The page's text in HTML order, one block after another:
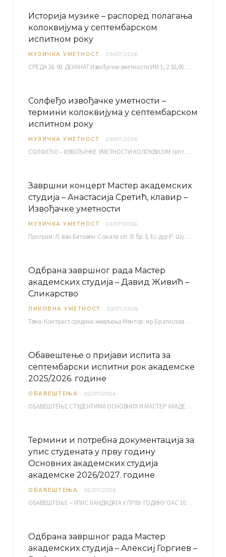
Историја музике – распоред полагања
колоквијума у септембарском
испитном року
МУЗИЧКА УМЕТНОСТ 29/07/2026
СРЕДА 26. 08. ДЕКАНАТ Извођачке уметности ИМ 1, 2 10,00 ИМ 3, 4 10,30 ИМ…
Солфеђо извођачке уметности –
термини колоквијума у септембарском
испитном року
МУЗИЧКА УМЕТНОСТ 29/07/2026
СОЛФЕЂО – ИЗВОЂАЧКЕ УМЕТНОСТИ КОЛОКВИЈУМ септембарски испитни рок четвртак, 03.09.2026. уч. бр. 12 ПИСМЕНИ…
Завршни концерт Мастер академских
студија – Анастасија Сретић, клавир –
Извођачке уметности
МУЗИЧКА УМЕТНОСТ 03/07/2026
Програм: Л. ван Бетовен: Соната оп.31 бр.3, Ес-дур Р. Шуман: Бечки карневал оп.26 К. Дебиси:…
Одбрана завршног рада Мастер
академских студија – Давид Живић –
Сликарство
ЛИКОВНА УМЕТНОСТ 03/07/2026
Тема: Контраст средина живљења Ментор: мр Братислав Башић, редовни професор Среда, 08.07.2026. у…
Обавештење о пријави испита за
септембарски испитни рок академске
2025/2026. године
ОБАВЕШТЕЊА 02/07/2026
ОБАВЕШТЕЊЕ СТУДЕНТИМА ОСНОВНИХ И МАСТЕР АКАДЕМСКИХ СТУДИЈА ЕЛЕКТРОНСКА ПРИЈАВА ИСПИТА за септембарски испитни рок за…
Термини и потребна документација за
упис студената у прву годину
Основних академских студија
академске 2026/2027. године
ОБАВЕШТЕЊА 02/07/2026
ОБАВЕШТЕЊЕ – УПИС КАНДИДАТА У ПРВУ ГОДИНУ ОАС 10, 13, 14, 15. и…
Одбрана завршног рада Мастер
академских студија – Алексиј Горгиев –